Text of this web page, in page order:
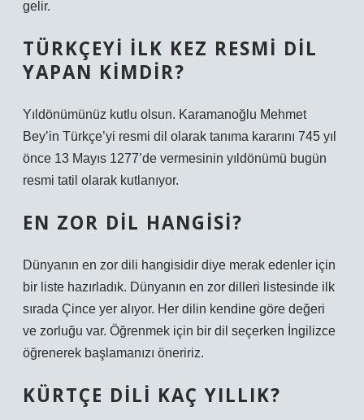
gelir.
TÜRKÇEYI ILK KEZ RESMI DIL
YAPAN KIMDIR?
Yıldönümünüz kutlu olsun. Karamanoğlu Mehmet
Bey’in Türkçe’yi resmi dil olarak tanıma kararını 745 yıl
önce 13 Mayıs 1277’de vermesinin yıldönümü bugün
resmi tatil olarak kutlanıyor.
EN ZOR DIL HANGISI?
Dünyanın en zor dili hangisidir diye merak edenler için
bir liste hazırladık. Dünyanın en zor dilleri listesinde ilk
sırada Çince yer alıyor. Her dilin kendine göre değeri
ve zorluğu var. Öğrenmek için bir dil seçerken İngilizce
öğrenerek başlamanızı öneririz.
KÜRTÇE DILI KAÇ YILLIK?